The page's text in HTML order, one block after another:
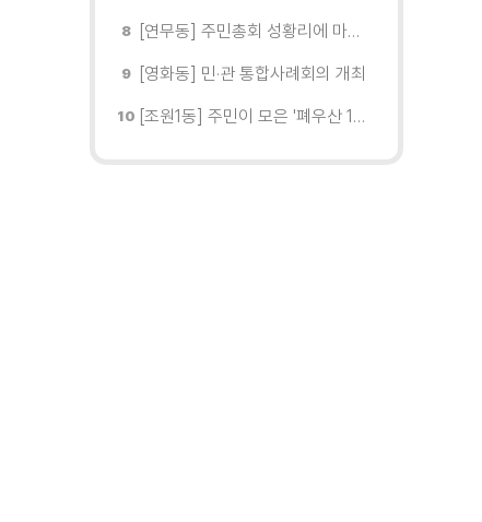
[연무동] 주민총회 성황리에 마무리
[영화동] 민·관 통합사례회의 개최
[조원1동] 주민이 모은 '폐우산 100개' 수원여대에 1차 전달